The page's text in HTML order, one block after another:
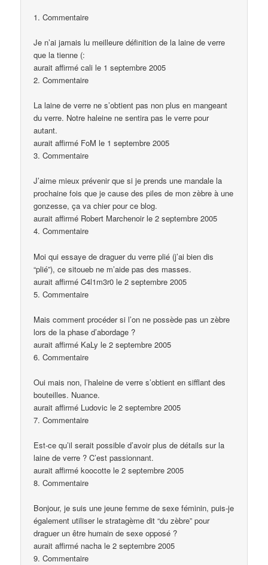
1. Commentaire
Je n’ai jamais lu meilleure définition de la laine de verre
que la tienne (:
aurait affirmé cali le 1 septembre 2005
2. Commentaire
La laine de verre ne s’obtient pas non plus en mangeant
du verre. Notre haleine ne sentira pas le verre pour
autant.
aurait affirmé FoM le 1 septembre 2005
3. Commentaire
J’aime mieux prévenir que si je prends une mandale la
prochaine fois que je cause des piles de mon zèbre à une
gonzesse, ça va chier pour ce blog.
aurait affirmé Robert Marchenoir le 2 septembre 2005
4. Commentaire
Moi qui essaye de draguer du verre plié (j’ai bien dis
“plié”), ce sitoueb ne m’aide pas des masses.
aurait affirmé C4l1m3r0 le 2 septembre 2005
5. Commentaire
Mais comment procéder si l’on ne possède pas un zèbre
lors de la phase d’abordage ?
aurait affirmé KaLy le 2 septembre 2005
6. Commentaire
Oui mais non, l’haleine de verre s’obtient en sifflant des
bouteilles. Nuance.
aurait affirmé Ludovic le 2 septembre 2005
7. Commentaire
Est-ce qu’il serait possible d’avoir plus de détails sur la
laine de verre ? C’est passionnant.
aurait affirmé koocotte le 2 septembre 2005
8. Commentaire
Bonjour, je suis une jeune femme de sexe féminin, puis-je
également utiliser le stratagème dit “du zèbre” pour
draguer un être humain de sexe opposé ?
aurait affirmé nacha le 2 septembre 2005
9. Commentaire